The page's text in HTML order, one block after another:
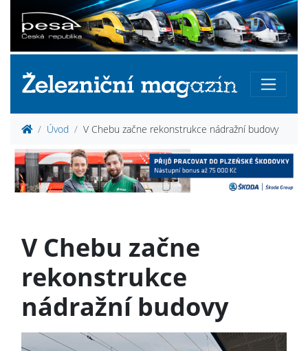
Úvod V Chebu začne rekonstrukce nádražní budovy
V Chebu začne
rekonstrukce
nádražní budovy